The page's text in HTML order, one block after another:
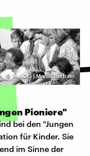
©IMAGO | Marco Bertram
Pioniere"
bei den "Jungen
für Kinder. Sie
im Sinne der